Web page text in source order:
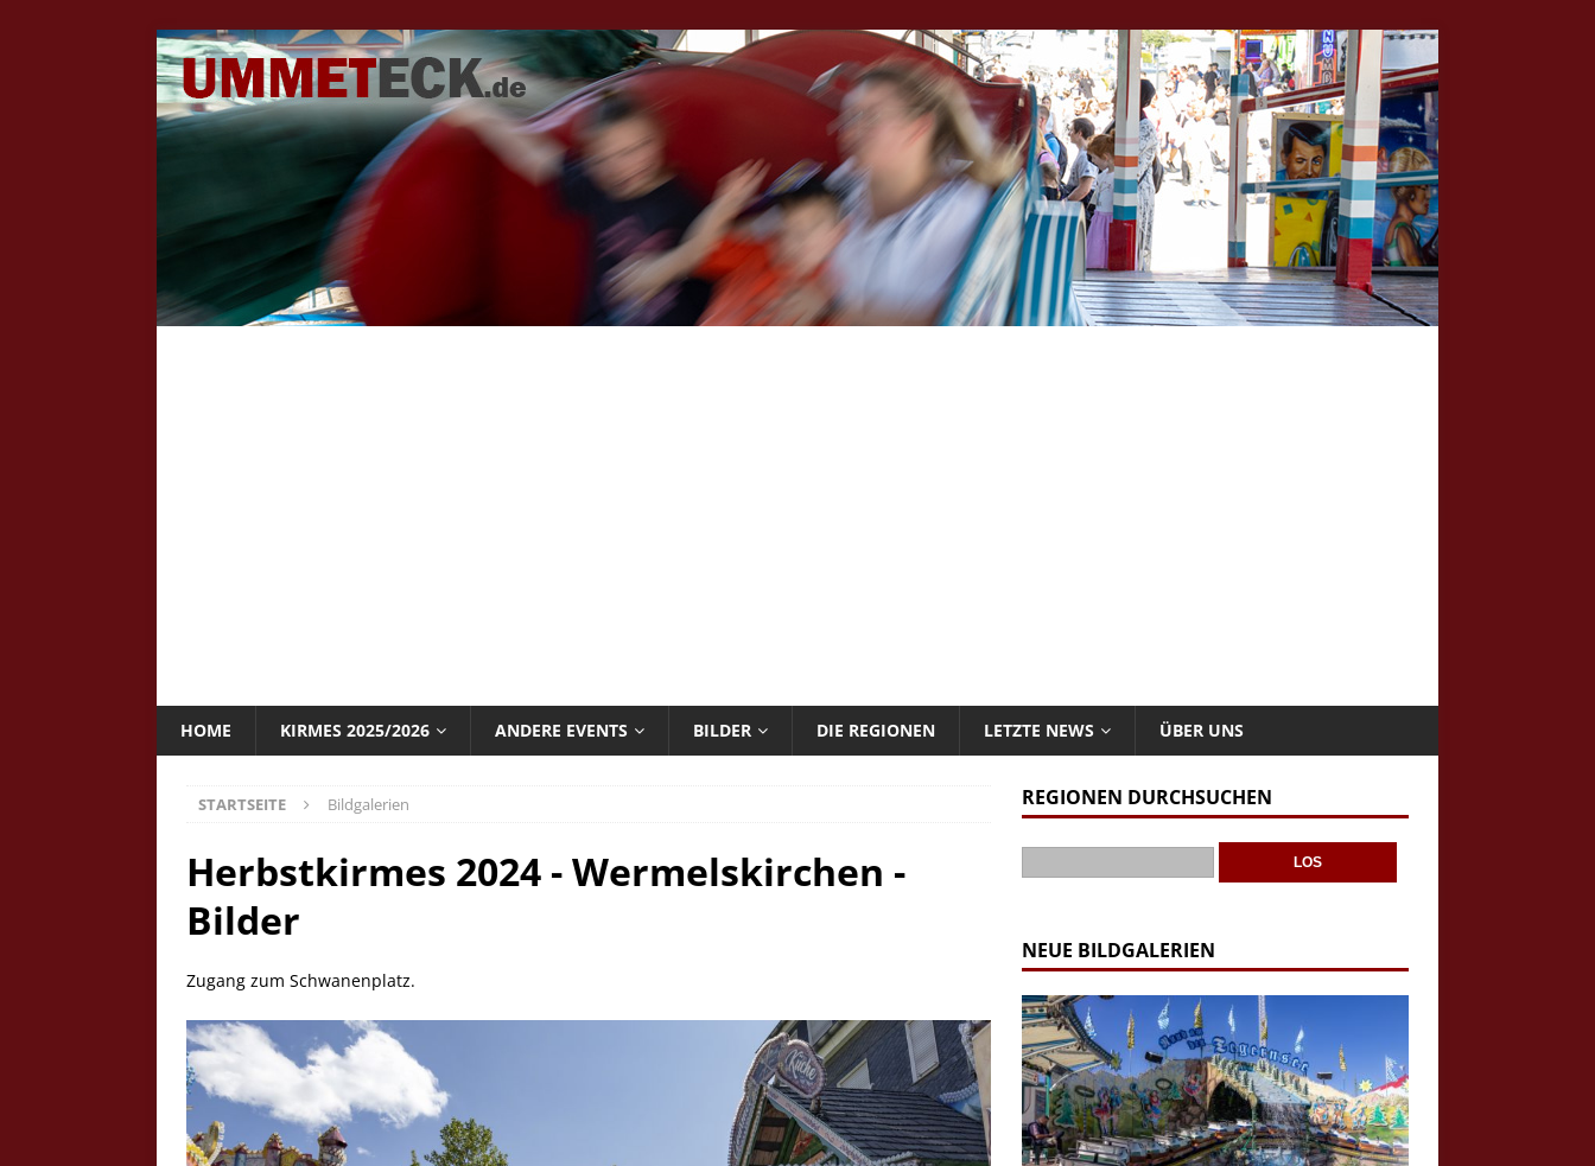
HOME KIRMES 2025/2026 ANDERE EVENTS BILDER DIE REGIONEN LETZTE NEWS ÜBER UNS
STARTSEITE Bildgalerien
Herbstkirmes 2024 - Wermelskirchen -
Bilder
Zugang zum Schwanenplatz.
REGIONEN DURCHSUCHEN
NEUE BILDGALERIEN